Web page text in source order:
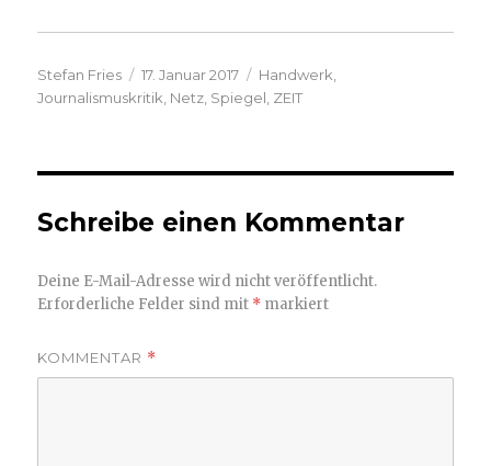
Autor
Stefan Fries
Veröffentlicht
am
17. Januar 2017 Kategorien
Handwerk
Journalismuskritik Netz Spiegel ZEIT
Schreibe einen Kommentar
Deine E-Mail-Adresse wird nicht veröffentlicht.
Erforderliche Felder sind mit * markiert
KOMMENTAR *